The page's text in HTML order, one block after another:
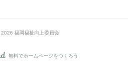
2026 福岡福祉向上委員会.
AmebaOwnd
無料でホームページをつくろう